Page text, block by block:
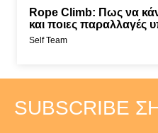
Rope Climb: Πως να
και ποιες παραλλαγές
Self Team
SUBSCRIBE